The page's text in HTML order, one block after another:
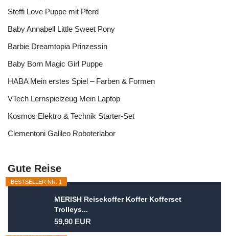
Steffi Love Puppe mit Pferd
Baby Annabell Little Sweet Pony
Barbie Dreamtopia Prinzessin
Baby Born Magic Girl Puppe
HABA Mein erstes Spiel – Farben & Formen
VTech Lernspielzeug Mein Laptop
Kosmos Elektro & Technik Starter-Set
Clementoni Galileo Roboterlabor
Gute Reise
BESTSELLER NR. 1
MERISH Reisekoffer Koffer Kofferset
Trolleys...
59,90 EUR